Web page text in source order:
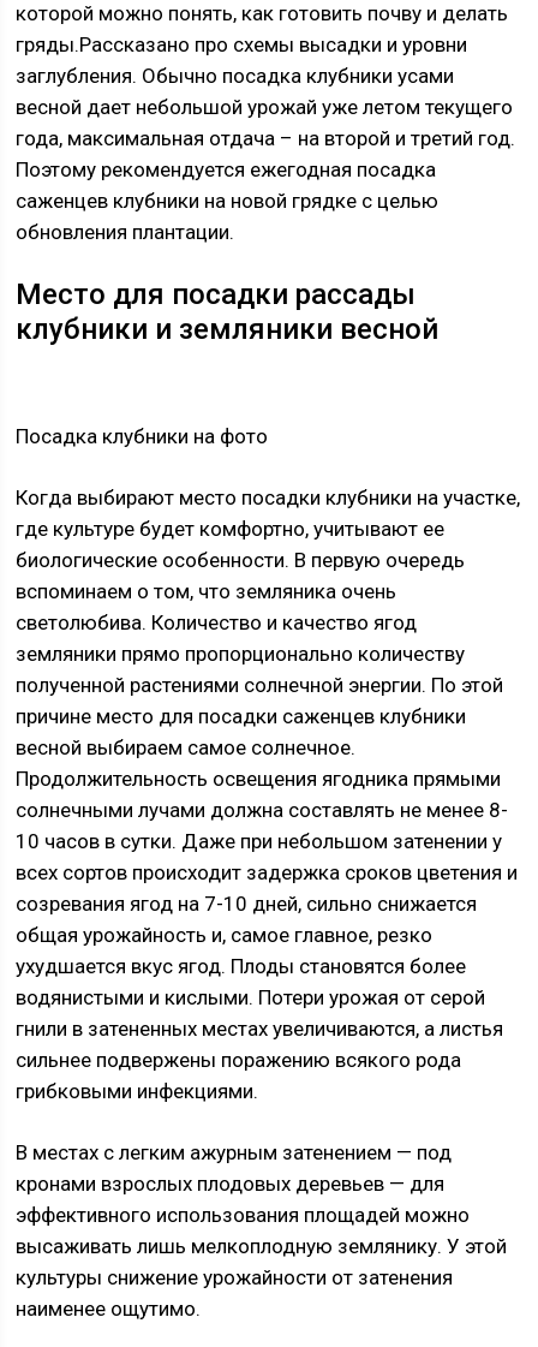
которой можно понять, как готовить почву и делать
гряды.Рассказано про схемы высадки и уровни
заглубления. Обычно посадка клубники усами
весной дает небольшой урожай уже летом текущего
года, максимальная отдача – на второй и третий год.
Поэтому рекомендуется ежегодная посадка
саженцев клубники на новой грядке с целью
обновления плантации.
Место для посадки рассады
клубники и земляники весной
Посадка клубники на фото
Когда выбирают место посадки клубники на участке,
где культуре будет комфортно, учитывают ее
биологические особенности. В первую очередь
вспоминаем о том, что земляника очень
светолюбива. Количество и качество ягод
земляники прямо пропорционально количеству
полученной растениями солнечной энергии. По этой
причине место для посадки саженцев клубники
весной выбираем самое солнечное.
Продолжительность освещения ягодника прямыми
солнечными лучами должна составлять не менее 8-
10 часов в сутки. Даже при небольшом затенении у
всех сортов происходит задержка сроков цветения и
созревания ягод на 7-10 дней, сильно снижается
общая урожайность и, самое главное, резко
ухудшается вкус ягод. Плоды становятся более
водянистыми и кислыми. Потери урожая от серой
гнили в затененных местах увеличиваются, а листья
сильнее подвержены поражению всякого рода
грибковыми инфекциями.
В местах с легким ажурным затенением — под
кронами взрослых плодовых деревьев — для
эффективного использования площадей можно
высаживать лишь мелкоплодную землянику. У этой
культуры снижение урожайности от затенения
наименее ощутимо.